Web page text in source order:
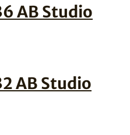
AB Studio
AB Studio